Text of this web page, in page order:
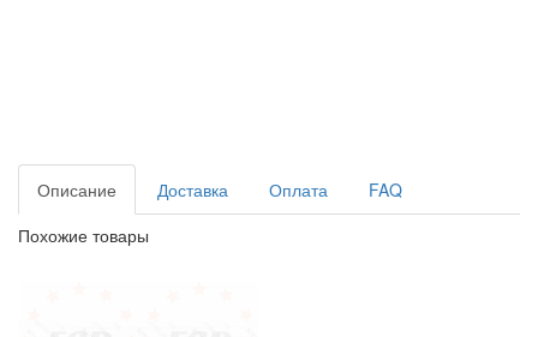
Описание Доставка Оплата
FAQ
Похожие товары